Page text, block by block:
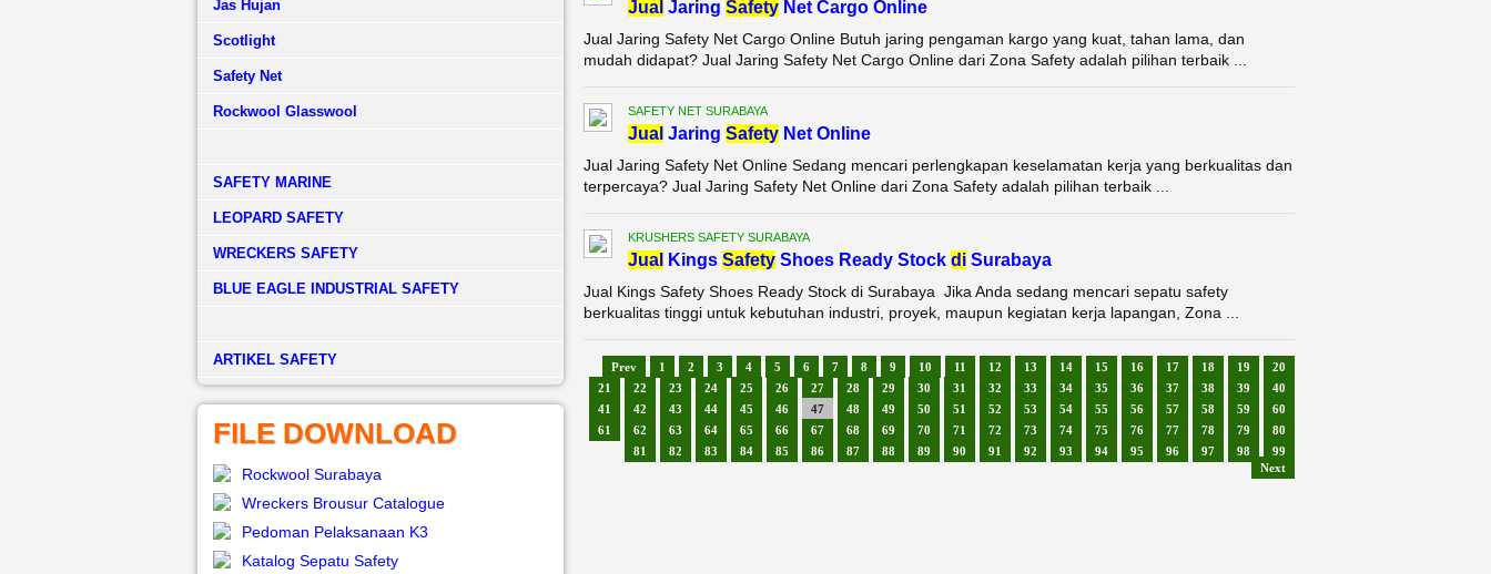
Jas Hujan
Scotlight
Safety Net
Rockwool Glasswool
SAFETY MARINE
LEOPARD SAFETY
WRECKERS SAFETY
BLUE EAGLE INDUSTRIAL SAFETY
­ARTIKEL SAFETY
FILE DOWNLOAD
Rockwool Surabaya
Wreckers Brousur Catalogue
Pedoman Pelaksanaan K3
Katalog Sepatu Safety
Jual Jaring SafetyNet Cargo Online
Jual Jaring Safety Net Cargo Online Butuh jaring pengaman kargo yang kuat, tahan lama, dan
mudah didapat? Jual Jaring Safety Net Cargo Online dari Zona Safety adalah pilihan terbaik ...
SAFETY NET SURABAYA
Jual Jaring SafetyNet Online
Jual Jaring Safety Net Online Sedang mencari perlengkapan keselamatan kerja yang berkualitas dan
terpercaya? Jual Jaring Safety Net Online dari Zona Safety adalah pilihan terbaik ...
KRUSHERS SAFETY SURABAYA
Jual Kings SafetyShoes Ready Stock diSurabaya
Jual Kings Safety Shoes Ready Stock di Surabaya Jika Anda sedang mencari sepatu safety
berkualitas tinggi untuk kebutuhan industri, proyek, maupun kegiatan kerja lapangan, Zona ...
Prev 1 2 3 4 5 6 7 8 9 10 11 12 13 14 15 16 17 18 19
20
21
22 23 24 25 26 27 28 29 30 31 32 33 34 35 36 37 38 39
40
41
42 43 44 45 46 47 48 49 50 51 52 53 54 55 56 57 58 59
60
61
62 63 64 65 66 67 68 69 70 71 72 73 74 75 76 77 78 79
80
81
82 83 84 85 86 87 88 89 90 91 92 93 94 95 96 97 98
99
Next